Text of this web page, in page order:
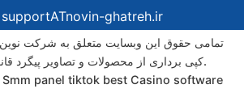
supportATnovin-ghatreh.ir
تمامی حقوق این وبسایت متعلق به شرکت
کپی برداری از محصولات و تصاویر پیگرد قانونی خواهد داشت.
Smm panel tiktok best Casino software